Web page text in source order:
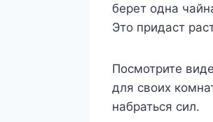
берет одна
Это придаст
Посмотрите
для своих
набраться сил.